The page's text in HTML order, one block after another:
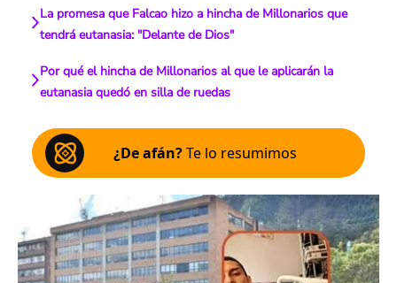
La promesa que Falcao hizo a hincha de Millonarios que
tendrá eutanasia: "Delante de Dios"
Por qué el hincha de Millonarios al que le aplicarán la
eutanasia quedó en silla de ruedas
¿De afán?Te lo resumimos